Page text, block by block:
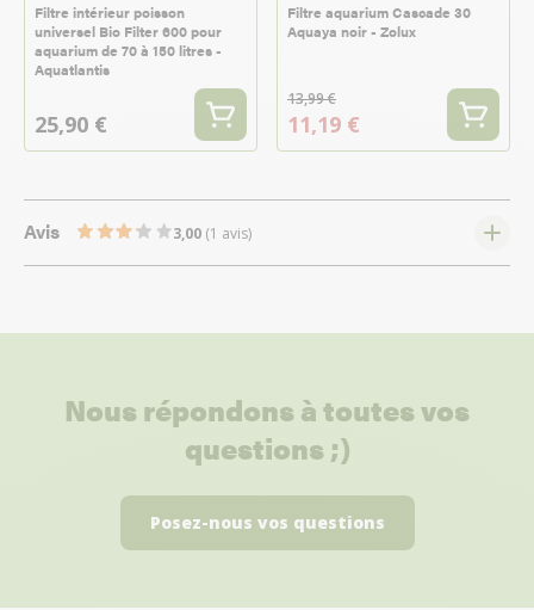
Filtre intérieur poisson
universel Bio Filter 600 pour
aquarium de 70 à 150 litres -
Aquatlantis
25,90 €
Filtre aquarium Cascade 30
Aquaya noir - Zolux
13,99 €
11,19 €
Avis 3,00 (1 avis)
Nous répondons à toutes vos
questions ;)
Posez-nous vos questions